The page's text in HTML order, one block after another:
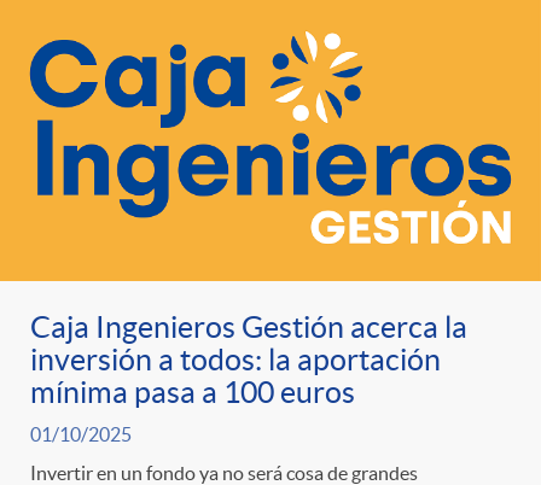
Caja Ingenieros Gestión acerca la
inversión a todos: la aportación
mínima pasa a 100 euros
01/10/2025
Invertir en un fondo ya no será cosa de grandes